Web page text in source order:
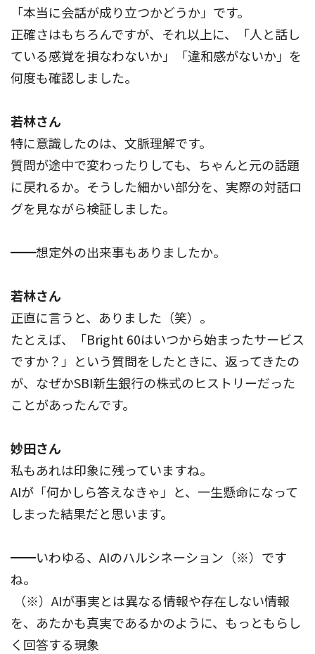
「本当に会話が成り立つかどうか」です。
正確さはもちろんですが、それ以上に、「人と話し
ている感覚を損なわないか」「違和感がないか」を
何度も確認しました。
若林さん
特に意識したのは、文脈理解です。
質問が途中で変わったりしても、ちゃんと元の話題
に戻れるか。そうした細かい部分を、実際の対話ロ
グを見ながら検証しました。
━━想定外の出来事もありましたか。
若林さん
正直に言うと、ありました（笑）。
たとえば、「Bright 60はいつから始まったサービス
ですか？」という質問をしたときに、返ってきたの
が、なぜかSBI新生銀行の株式のヒストリーだった
ことがあったんです。
妙田さん
私もあれは印象に残っていますね。
AIが「何かしら答えなきゃ」と、一生懸命になって
しまった結果だと思います。
━━いわゆる、AIのハルシネーション（※）です
ね。
（※）AIが事実とは異なる情報や存在しない情報
を、あたかも真実であるかのように、もっともらし
く回答する現象